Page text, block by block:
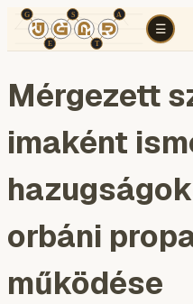
☰
TÉR
Mérgezett
imaként
orbáni
működése